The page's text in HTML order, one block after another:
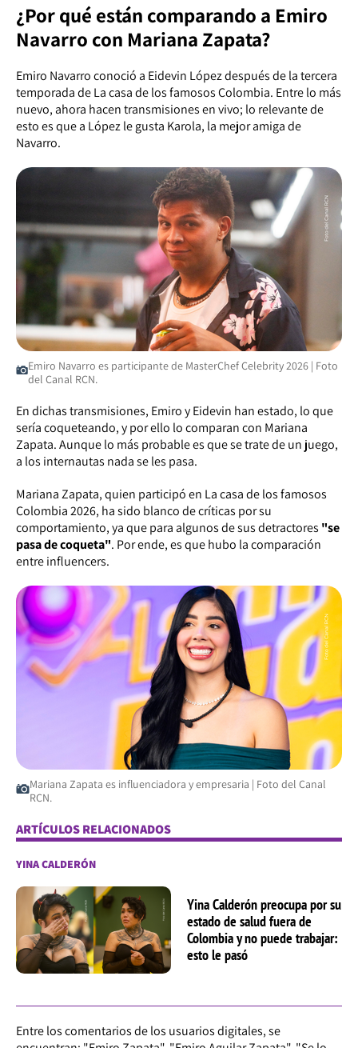
¿Por qué están comparando a Emiro
Navarro con Mariana Zapata?
Emiro Navarro conoció a Eidevin López después de la tercera
temporada de La casa de los famosos Colombia. Entre lo más
nuevo, ahora hacen transmisiones en vivo; lo relevante de
esto es que a López le gusta Karola, la mejor amiga de
Navarro.
Emiro Navarro es participante de MasterChef Celebrity 2026 | Foto
del Canal RCN.
En dichas transmisiones, Emiro y Eidevin han estado, lo que
sería coqueteando, y por ello lo comparan con Mariana
Zapata. Aunque lo más probable es que se trate de un juego,
a los internautas nada se les pasa.
Mariana Zapata, quien participó en La casa de los famosos
Colombia 2026, ha sido blanco de críticas por su
comportamiento, ya que para algunos de sus detractores "se
pasa de coqueta". Por ende, es que hubo la comparación
entreinfluencers.
Mariana Zapata es influenciadora y empresaria | Foto del Canal
RCN.
ARTÍCULOS RELACIONADOS
YINA CALDERÓN
Yina Calderón preocupa por su
estado de salud fuera de
Colombia y no puede trabajar:
esto le pasó
Entre los comentarios de los usuarios digitales, se